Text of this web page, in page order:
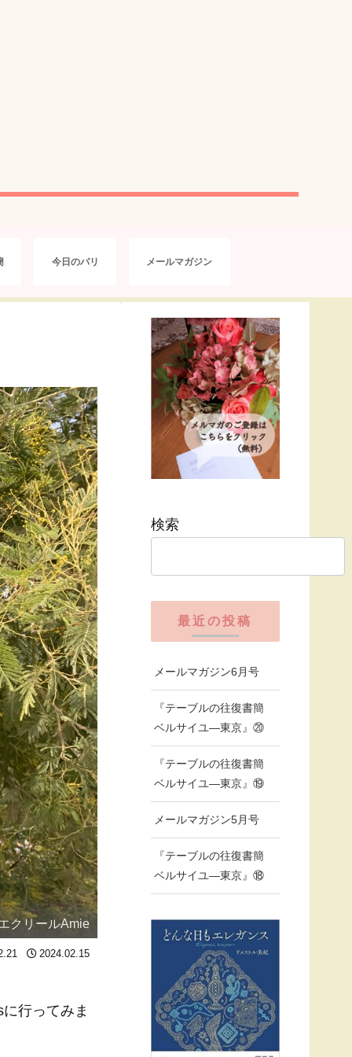
今日のパリ メールマガジン
クリールAmie
2024.02.15
行ってみま
検索
最近の投稿
メールマガジン6月号
『テーブルの往復書簡
ベルサイユ―東京』⑳
『テーブルの往復書簡
ベルサイユ―東京』⑲
メールマガジン5月号
『テーブルの往復書簡
ベルサイユ―東京』⑱